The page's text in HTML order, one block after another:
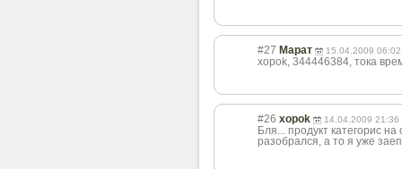
#27 Марат 15.04.2009 06:02
xopok, 344446384, тока
#26 xopok 14.04.2009 21:36
Бля... продукт категорис
разобрался, а то я уже